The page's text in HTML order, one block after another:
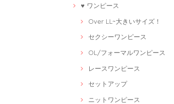
♥ ワンピース
Over LL~大きいサイズ！
セクシーワンピース
OL/フォーマルワンピース
レースワンピース
セットアップ
ニットワンピース